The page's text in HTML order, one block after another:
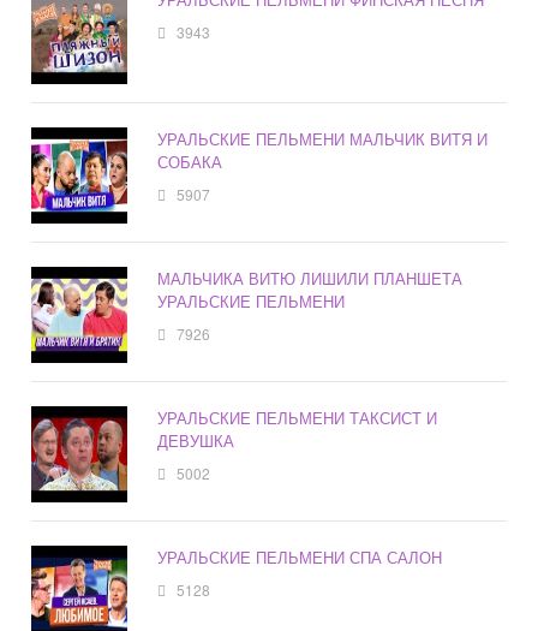
3943
УРАЛЬСКИЕ ПЕЛЬМЕНИ МАЛЬЧИК ВИТЯ И
СОБАКА
5907
МАЛЬЧИКА ВИТЮ ЛИШИЛИ ПЛАНШЕТА
УРАЛЬСКИЕ ПЕЛЬМЕНИ
7926
УРАЛЬСКИЕ ПЕЛЬМЕНИ ТАКСИСТ И
ДЕВУШКА
5002
УРАЛЬСКИЕ ПЕЛЬМЕНИ СПА САЛОН
5128